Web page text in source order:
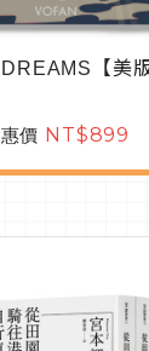
【美版
價 NT$899